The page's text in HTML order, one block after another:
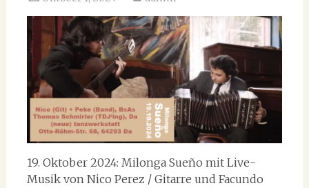
19. Oktober 2024: Milonga Sueño mit Live-
Musik von Nico Perez / Gitarre und Facundo